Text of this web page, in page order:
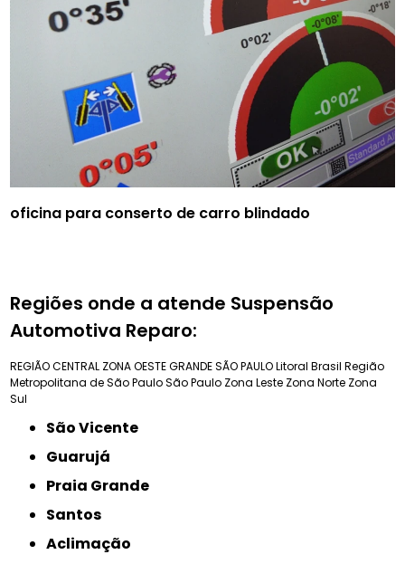
oficina para conserto de carro blindado
Regiões onde a atende Suspensão
Automotiva Reparo:
REGIÃO CENTRAL ZONA OESTEGRANDE SÃO PAULOLitoral Brasil Região
Metropolitana de São PauloSão Paulo Zona Leste Zona Norte Zona
Sul
São Vicente
Guarujá
Praia Grande
Santos
Aclimação